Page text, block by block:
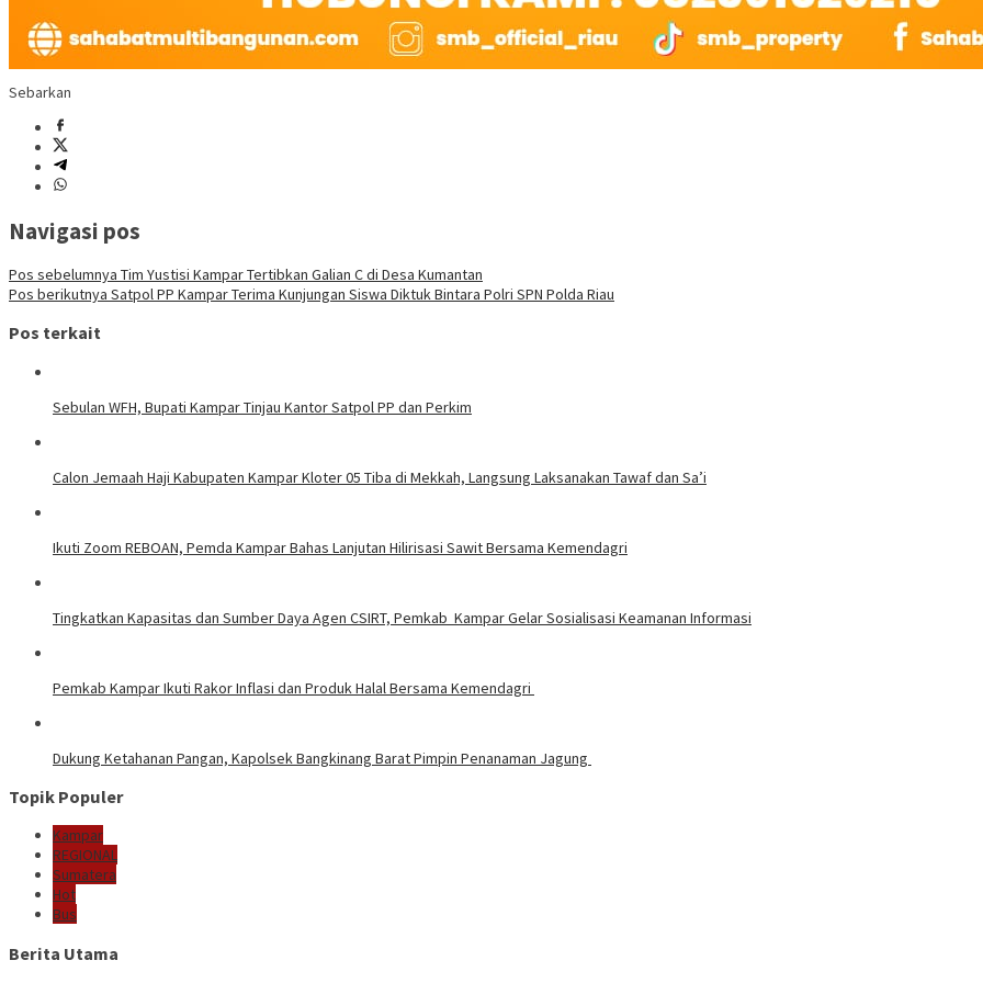
Sebarkan
Navigasi pos
Pos sebelumnya Tim Yustisi Kampar Tertibkan Galian C di Desa Kumantan
Pos berikutnya Satpol PP Kampar Terima Kunjungan Siswa Diktuk Bintara Polri SPN Polda Riau
Pos terkait
Sebulan WFH, Bupati Kampar Tinjau Kantor Satpol PP dan Perkim
Calon Jemaah Haji Kabupaten Kampar Kloter 05 Tiba di Mekkah, Langsung Laksanakan Tawaf dan Sa’i
Ikuti Zoom REBOAN, Pemda Kampar Bahas Lanjutan Hilirisasi Sawit Bersama Kemendagri
Tingkatkan Kapasitas dan Sumber Daya Agen CSIRT, Pemkab Kampar Gelar Sosialisasi Keamanan Informasi
Pemkab Kampar Ikuti Rakor Inflasi dan Produk Halal Bersama Kemendagri
Dukung Ketahanan Pangan, Kapolsek Bangkinang Barat Pimpin Penanaman Jagung
Topik Populer
Kampar
REGIONAL
Sumatera
Hot
Bus
Berita Utama